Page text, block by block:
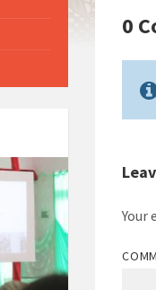
0
Your